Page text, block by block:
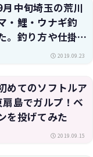
月中旬埼玉の荒川
・鯉・ウナギ釣
。釣り方や仕掛け
2019.09.23
めてのソフトルア
島でガルプ！ベ
を投げてみた
2019.09.15